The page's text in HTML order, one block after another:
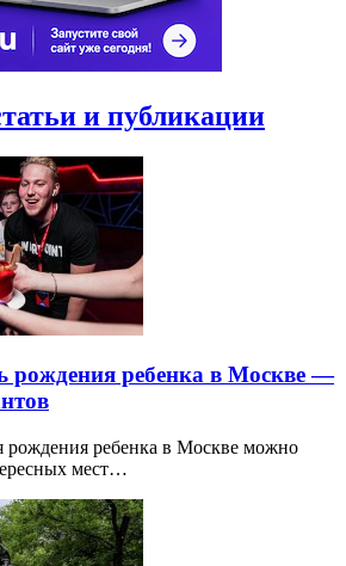
и публикации
рождения ребенка в Москве —
рождения ребенка в Москве можно
мест…